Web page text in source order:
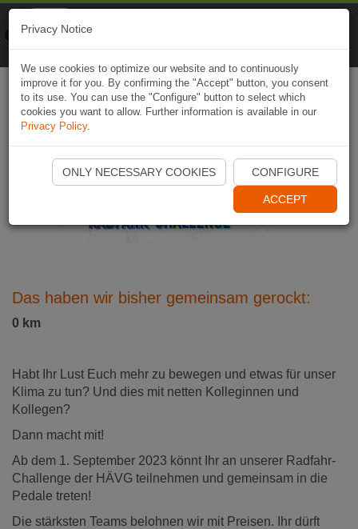
Das haben wir bisher gemeinsam gerockt:
0 km
Habt Ihr Lust Euch mehr zu bewegen und etwas für unser
Klima zu tun? Und dies mit netten Kolleginnen und
Kollegen?
Dann macht mit!
Ab dem 1. September 2023 könnt Ihr an unserer Radfahr-
Challenge der HÄVG teilnehmen und gemeinsam in die
Pedale treten!
Die stärksten Teams belohnen wir mit Preisen. Ihr dürft
Privacy Notice
We use cookies to optimize our website and to continuously
improve it for you. By confirming the "Accept" button, you consent
to its use. You can use the "Configure" button to select which
cookies you want to allow. Further information is available in our
Privacy Policy.
ONLY NECESSARY COOKIES CONFIGURE
ACCEPT
Naviki